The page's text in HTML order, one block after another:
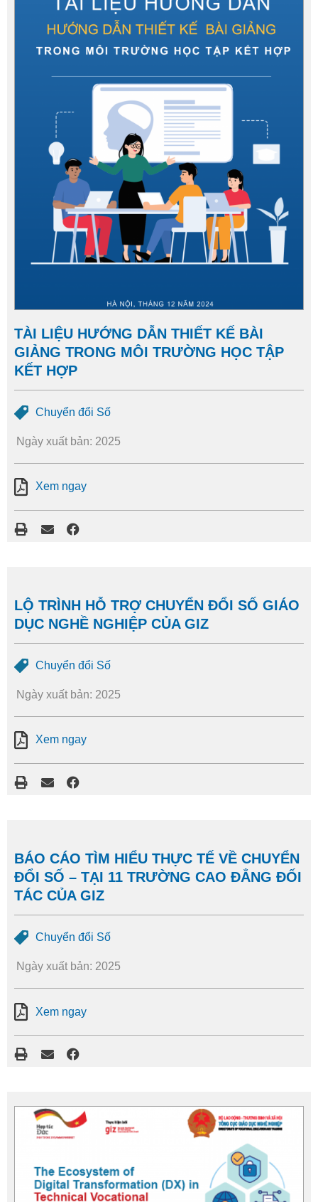
TÀI LIỆU HƯỚNG DẪN THIẾT KẾ BÀI
GIẢNG TRONG MÔI TRƯỜNG HỌC TẬP
KẾT HỢP
Chuyển đổi Số
Ngày xuất bản: 2025
Xem ngay
LỘ TRÌNH HỖ TRỢ CHUYỂN ĐỔI SỐ GIÁO
DỤC NGHỀ NGHIỆP CỦA GIZ
Chuyển đổi Số
Ngày xuất bản: 2025
Xem ngay
BÁO CÁO TÌM HIỂU THỰC TẾ VỀ CHUYỂN
ĐỔI SỐ – TẠI 11 TRƯỜNG CAO ĐẲNG ĐỐI
TÁC CỦA GIZ
Chuyển đổi Số
Ngày xuất bản: 2025
Xem ngay